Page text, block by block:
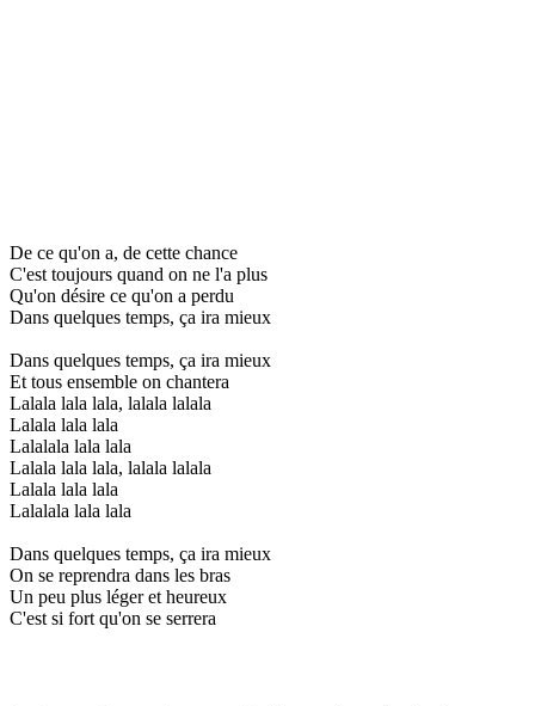
De ce qu'on a, de cette chance
C'est toujours quand on ne l'a plus
Qu'on désire ce qu'on a perdu
Dans quelques temps, ça ira mieux
Dans quelques temps, ça ira mieux
Et tous ensemble on chantera
Lalala lala lala, lalala lalala
Lalala lala lala
Lalalala lala lala
Lalala lala lala, lalala lalala
Lalala lala lala
Lalalala lala lala
Dans quelques temps, ça ira mieux
On se reprendra dans les bras
Un peu plus léger et heureux
C'est si fort qu'on se serrera